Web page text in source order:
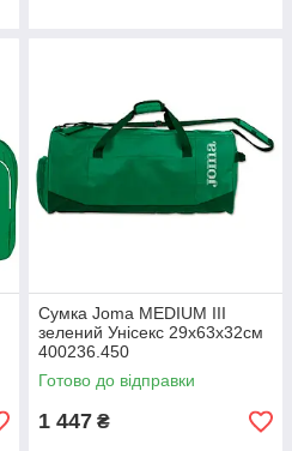
Сумка Joma MEDIUM III
зелений Унісекс 29х63х32см
400236.450
Готово до відправки
1 447 ₴